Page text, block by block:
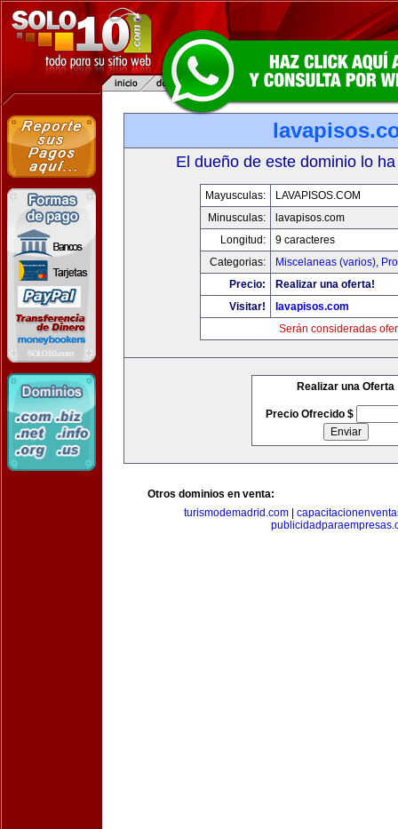
El dueño de este dominio lo
Mayusculas:
LAVAPISOS.COM
Minusculas:
lavapisos.com
Longitud:
9 caracteres
Categorias:
Miscelaneas (varios),
Precio:
Realizar una oferta!
Visitar!
lavapisos.com
Serán consideradas
Realizar una Oferta
Precio Ofrecido $
Otros dominios en venta:
turismodemadrid.com|